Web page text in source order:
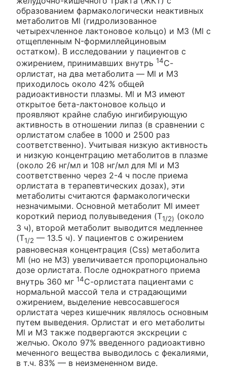
образованием фармакологически неактивных
метаболитов Ml (гидролизованное
четырехчленное лактоновое кольцо) и МЗ (Ml с
отщепленным N-формиллейциновым
остатком). В исследовании у пациентов с
ожирением, принимавших внутрь 14С-
орлистат, на два метаболита — Ml и МЗ
приходилось около 42% общей
радиоактивности плазмы. Ml и МЗ имеют
открытое бета-лактоновое кольцо и
проявляют крайне слабую ингибирующую
активность в отношении липаз (в сравнении с
орлистатом слабее в 1000 и 2500 раз
соответственно). Учитывая низкую активность
и низкую концентрацию метаболитов в плазме
(около 26 нг/мл и 108 нг/мл для Ml и МЗ
соответственно через 2-4 ч после приема
орлистата в терапевтических дозах), эти
метаболиты считаются фармакологически
незначимыми. Основной метаболит Ml имеет
короткий период полувыведения (T1/2) (около
3 ч), второй метаболит выводится медленнее
(T1/2 — 13.5 ч). У пациентов с ожирением
равновесная концентрация (Css) метаболита
Ml (но не МЗ) увеличивается пропорционально
дозе орлистата. После однократного приема
внутрь 360 мг 14С-орлистата пациентами с
нормальной массой тела и страдающими
ожирением, выделение невсосавшегося
орлистата через кишечник являлось основным
путем выведения. Орлистат и его метаболиты
Ml и МЗ также подвергаются экскреции с
желчью. Около 97% введенного радиоактивно
меченного вещества выводилось с фекалиями,
в т.ч. 83% — в неизмененном виде.